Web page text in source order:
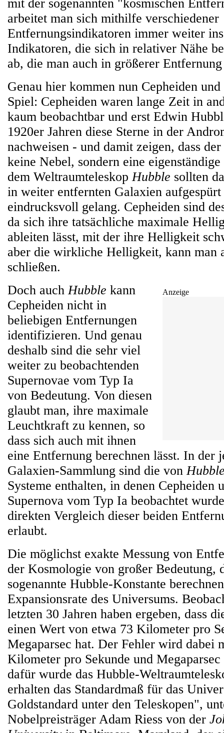
mit der sogenannten "kosmischen
arbeitet man sich mithilfe verschiedener
Entfernungsindikatoren immer weiter
Indikatoren, die sich in relativer Nähe
ab, die man auch in größerer
Genau hier kommen nun Cepheiden
Spiel: Cepheiden waren lange Zeit in
kaum beobachtbar und erst Edwin
1920er Jahren diese Sterne in der
nachweisen - und damit zeigen, dass
keine Nebel, sondern eine
dem WeltraumteleskopHubble sollten
in weiter entfernten Galaxien
eindrucksvoll gelang. Cepheiden sind
da sich ihre tatsächliche maximale
ableiten lässt, mit der ihre Helligkeit
aber die wirkliche Helligkeit, kann man
schließen.
Anzeige
Doch auchHubble kann
Cepheiden nicht in
beliebigen Entfernungen
identifizieren. Und genau
deshalb sind die sehr viel
weiter zu beobachtenden
Supernovae vom Typ Ia
von Bedeutung. Von diesen
glaubt man, ihre maximale
Leuchtkraft zu kennen, so
dass sich auch mit ihnen
eine Entfernung berechnen lässt. In der
Galaxien-Sammlung sind die von
Systeme enthalten, in denen Cepheiden
Supernova vom Typ Ia beobachtet
direkten Vergleich dieser beiden
erlaubt.
Die möglichst exakte Messung von
der Kosmologie von großer Bedeutung,
sogenannte Hubble-Konstante
Expansionsrate des Universums.
letzten 30 Jahren haben ergeben, dass
einen Wert von etwa 73 Kilometer pro
Megaparsec hat. Der Fehler wird dabei
Kilometer pro Sekunde und
dafür wurde das Hubble-
erhalten das Standardmaß für das
Goldstandard unter den Teleskopen",
Nobelpreisträger Adam Riess von der